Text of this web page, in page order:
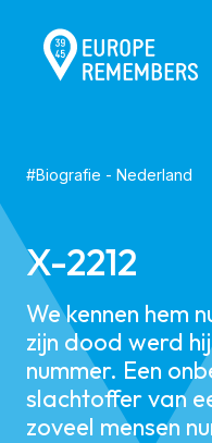
#Biografie - Nederland
X-2212
We kennen hem
zijn dood werd
nummer. Een
slachtoffer van
zoveel mensen